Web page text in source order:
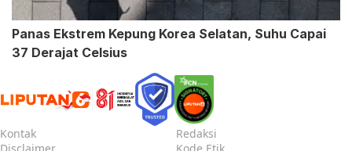
Panas Ekstrem Kepung Korea Selatan, Suhu Capai
37 Derajat Celsius
Kontak
Redaksi